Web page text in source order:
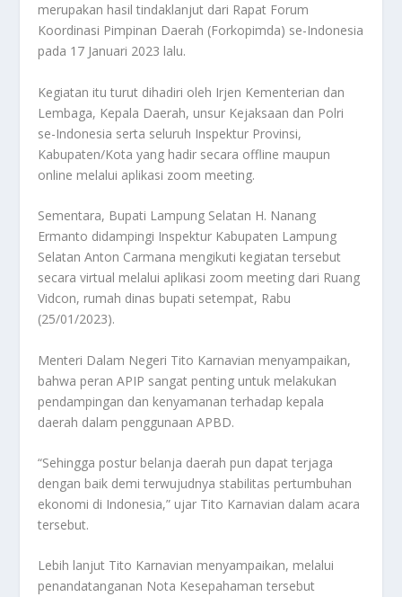
merupakan hasil tindaklanjut dari Rapat Forum
Koordinasi Pimpinan Daerah (Forkopimda) se-Indonesia
pada 17 Januari 2023 lalu.
Kegiatan itu turut dihadiri oleh Irjen Kementerian dan
Lembaga, Kepala Daerah, unsur Kejaksaan dan Polri
se-Indonesia serta seluruh Inspektur Provinsi,
Kabupaten/Kota yang hadir secara offline maupun
online melalui aplikasi zoom meeting.
Sementara, Bupati Lampung Selatan H. Nanang
Ermanto didampingi Inspektur Kabupaten Lampung
Selatan Anton Carmana mengikuti kegiatan tersebut
secara virtual melalui aplikasi zoom meeting dari Ruang
Vidcon, rumah dinas bupati setempat, Rabu
(25/01/2023).
Menteri Dalam Negeri Tito Karnavian menyampaikan,
bahwa peran APIP sangat penting untuk melakukan
pendampingan dan kenyamanan terhadap kepala
daerah dalam penggunaan APBD.
“Sehingga postur belanja daerah pun dapat terjaga
dengan baik demi terwujudnya stabilitas pertumbuhan
ekonomi di Indonesia,” ujar Tito Karnavian dalam acara
tersebut.
Lebih lanjut Tito Karnavian menyampaikan, melalui
penandatanganan Nota Kesepahaman tersebut